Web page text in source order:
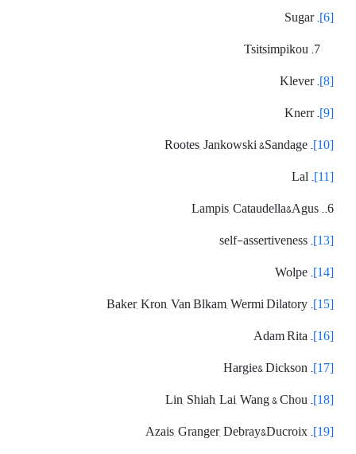
[6]
. Sugar
Tsitsimpikou
[8]
. Klever
[9]
. Knerr
[10]
. Rootes, Jankowski &Sandage
[11]
. Lal
6.. Lampis, Cataudella&Agus
[13]
. self-assertiveness
[14]
. Wolpe
[15]
. Baker, Kron, Van Blkam, Wermi Dilatory
[16]
. Adam Rita
[17]
. Hargie& Dickson
[18]
. Lin, Shiah, Lai, Wang & Chou
[19]
. Azais, Granger, Debray&Ducroix